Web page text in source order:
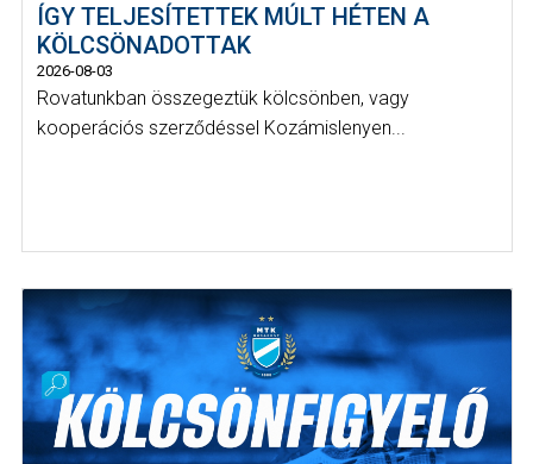
ÍGY TELJESÍTETTEK MÚLT HÉTEN A
KÖLCSÖNADOTTAK
2026-08-03
Rovatunkban összegeztük kölcsönben, vagy
kooperációs szerződéssel Kozámislenyen...